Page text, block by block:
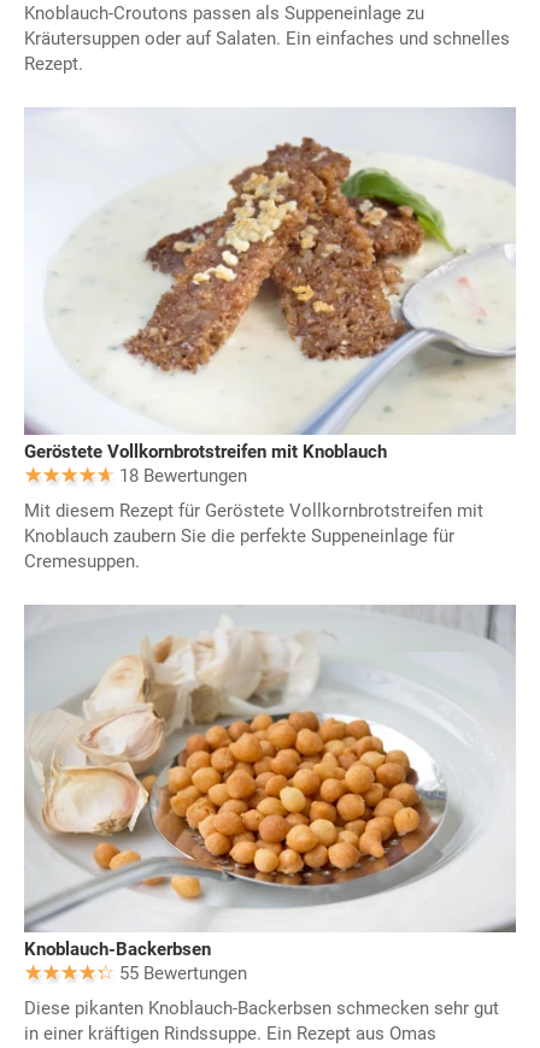
Knoblauch-Croutons passen als Suppeneinlage zu
Kräutersuppen oder auf Salaten. Ein einfaches und schnelles
Rezept.
Geröstete Vollkornbrotstreifen mit Knoblauch
18 Bewertungen
Mit diesem Rezept für Geröstete Vollkornbrotstreifen mit
Knoblauch zaubern Sie die perfekte Suppeneinlage für
Cremesuppen.
Knoblauch-Backerbsen
55 Bewertungen
Diese pikanten Knoblauch-Backerbsen schmecken sehr gut
in einer kräftigen Rindssuppe. Ein Rezept aus Omas